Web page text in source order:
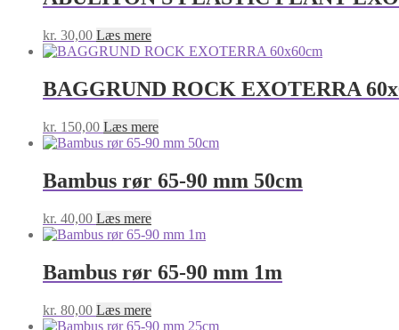
kr. 30,00 Læs mere
BAGGRUND ROCK EXOTERRA
kr. 150,00 Læs mere
Bambus rør 65-90 mm 50cm
kr. 40,00 Læs mere
Bambus rør 65-90 mm 1m
kr. 80,00 Læs mere